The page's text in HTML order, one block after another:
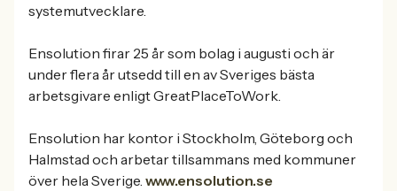
systemutvecklare.
Ensolution firar 25 år som bolag i augusti och är
under flera år utsedd till en av Sveriges bästa
arbetsgivare enligt GreatPlaceToWork.
Ensolution har kontor i Stockholm, Göteborg och
Halmstad och arbetar tillsammans med kommuner
över hela Sverige. www.ensolution.se